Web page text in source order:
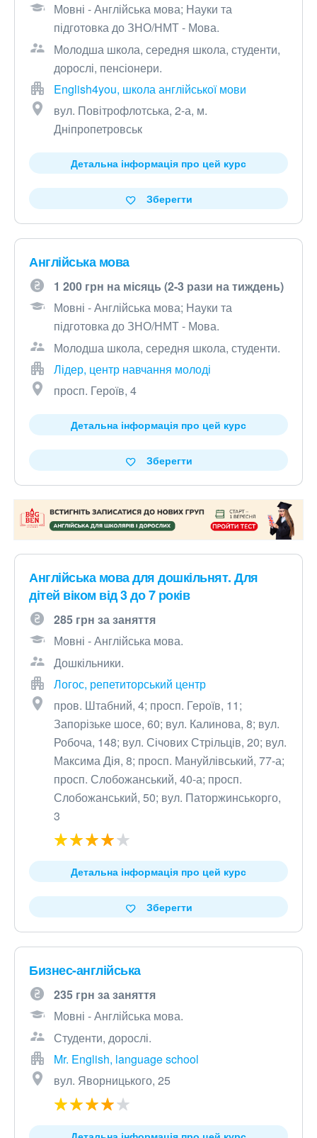
Мовні - Англійська мова; Науки та
підготовка до ЗНО/НМТ - Мова.
Молодша школа, середня школа, студенти,
дорослі, пенсіонери.
English4you, школа англійської мови
вул. Повітрофлотська, 2-а, м.
Дніпропетровськ
Детальна інформація про цей курс
Зберегти
Англійська мова
1 200 грн на місяць (2-3 рази на тиждень)
Мовні - Англійська мова; Науки та
підготовка до ЗНО/НМТ - Мова.
Молодша школа, середня школа, студенти.
Лідер, центр навчання молоді
просп. Героїв, 4
Детальна інформація про цей курс
Зберегти
Англійська мова для дошкільнят. Для
дітей віком від 3 до 7 років
285 грн за заняття
Мовні - Англійська мова.
Дошкільники.
Логос, репетиторський центр
пров. Штабний, 4; просп. Героїв, 11;
Запорізьке шосе, 60; вул. Калинова, 8; вул.
Робоча, 148; вул. Січових Стрільців, 20; вул.
Максима Дія, 8; просп. Мануйлівський, 77-а;
просп. Слобожанський, 40-а; просп.
Слобожанський, 50; вул. Паторжинськорго,
3
Детальна інформація про цей курс
Зберегти
Бизнес-англійська
235 грн за заняття
Мовні - Англійська мова.
Студенти, дорослі.
Mr. English, language school
вул. Яворницького, 25